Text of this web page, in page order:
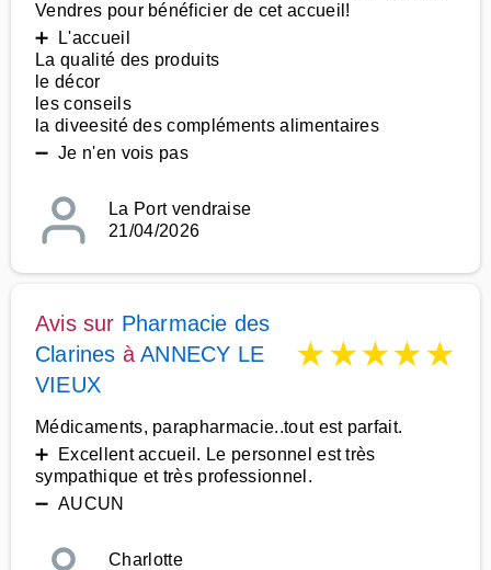
Vendres pour bénéficier de cet accueil!
➕ L'accueil
La qualité des produits
le décor
les conseils
la diveesité des compléments alimentaires
➖ Je n'en vois pas
La Port vendraise
21/04/2026
Avis sur Pharmacie des
Clarines àANNECY LE
VIEUX
★★★★★
Médicaments, parapharmacie..tout est parfait.
➕ Excellent accueil. Le personnel est très
sympathique et très professionnel.
➖ AUCUN
Charlotte